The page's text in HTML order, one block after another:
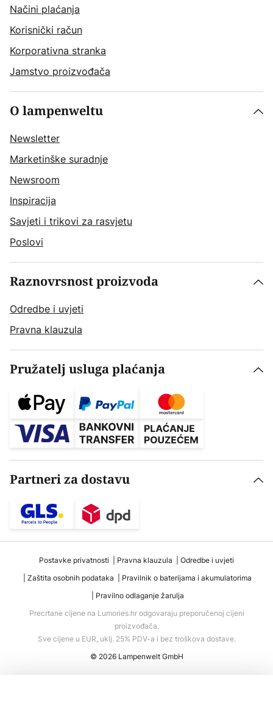
Načini plaćanja
Korisnički račun
Korporativna stranka
Jamstvo proizvođača
O lampenweltu
Newsletter
Marketinške suradnje
Newsroom
Inspiracija
Savjeti i trikovi za rasvjetu
Poslovi
Raznovrsnost proizvoda
Odredbe i uvjeti
Pravna klauzula
Pružatelj usluga plaćanja
Partneri za dostavu
Postavke privatnosti Pravna klauzula
Odredbe i uvjeti
Zaštita osobnih podataka
Pravilnik o baterijama i akumulatorima
Pravilno odlaganje žarulja
Precrtane cijene na Lumories.hr odgovaraju preporučenoj cijeni
proizvođača.
Sve cijene u EUR, uklj. 25% PDV-a i bez troškova dostave.
© 2026 Lampenwelt GmbH